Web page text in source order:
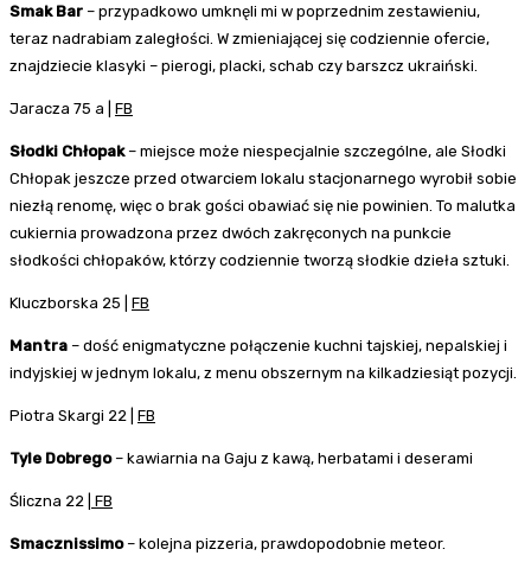
Smak Bar – przypadkowo umknęli mi w poprzednim zestawieniu,
teraz nadrabiam zaległości. W zmieniającej się codziennie ofercie,
znajdziecie klasyki – pierogi, placki, schab czy barszcz ukraiński.
Jaracza 75 a | FB
Słodki Chłopak– miejsce może niespecjalnie szczególne, ale Słodki
Chłopak jeszcze przed otwarciem lokalu stacjonarnego wyrobił sobie
niezłą renomę, więc o brak gości obawiać się nie powinien. To malutka
cukiernia prowadzona przez dwóch zakręconych na punkcie
słodkości chłopaków, którzy codziennie tworzą słodkie dzieła sztuki.
Kluczborska 25 | FB
Mantra – dość enigmatyczne połączenie kuchni tajskiej, nepalskiej i
indyjskiej w jednym lokalu, z menu obszernym na kilkadziesiąt pozycji.
Piotra Skargi 22 | FB
Tyle Dobrego– kawiarnia na Gaju z kawą, herbatami i deserami
Śliczna 22 | FB
Smacznissimo– kolejna pizzeria, prawdopodobnie meteor.